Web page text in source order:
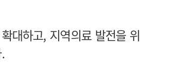
대하고, 지역의료 발전을 위